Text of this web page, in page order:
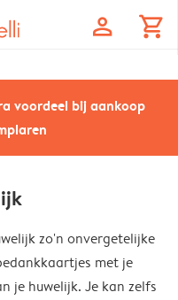
profile shopping_cart
voordeel bij aankoop
zo'n onvergetelijke
met je
je huwelijk. Je kan zelfs